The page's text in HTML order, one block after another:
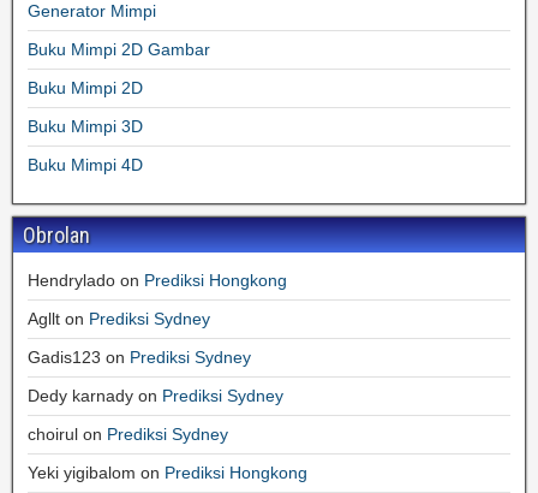
Generator Mimpi
Buku Mimpi 2D Gambar
Buku Mimpi 2D
Buku Mimpi 3D
Buku Mimpi 4D
Obrolan
Hendrylado on Prediksi Hongkong
Agllt on Prediksi Sydney
Gadis123 on Prediksi Sydney
Dedy karnady on Prediksi Sydney
choirul on Prediksi Sydney
Yeki yigibalom on Prediksi Hongkong